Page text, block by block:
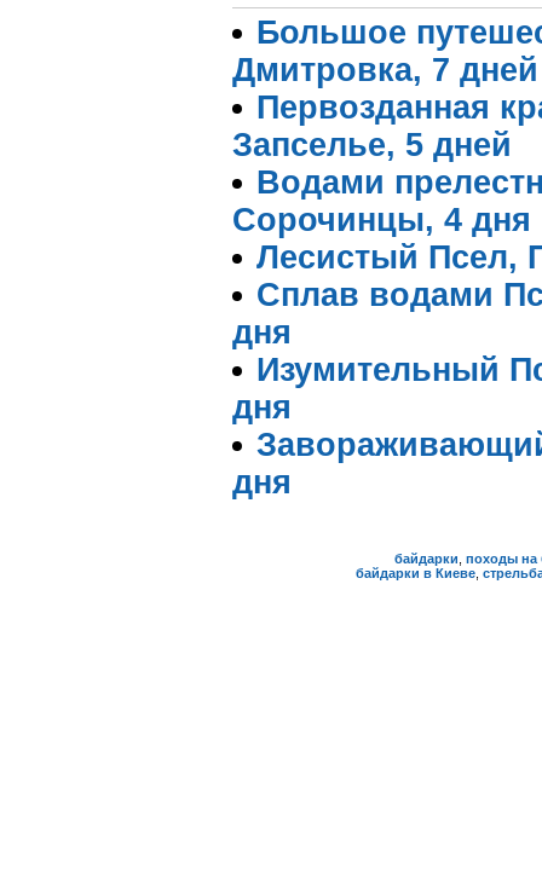
Большое
Дмитровка, 7 дней
Первозданная
Запселье, 5 дней
Водами
Сорочинцы, 4 дня
Лесистый Псел,
Сплав водами
дня
Изумительный
дня
дня
байдарки походы на
байдарки в Киеве,